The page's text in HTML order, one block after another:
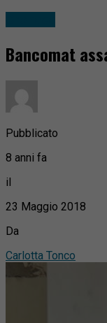
Bancomat
Pubblicato
8 anni fa
il
23 Maggio 2018
Da
Carlotta Tonco